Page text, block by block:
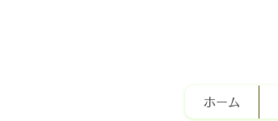
ホーム